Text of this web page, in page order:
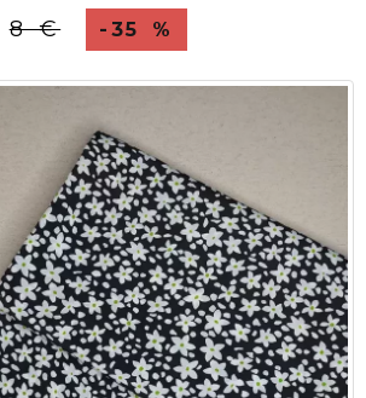
8 € -35 %